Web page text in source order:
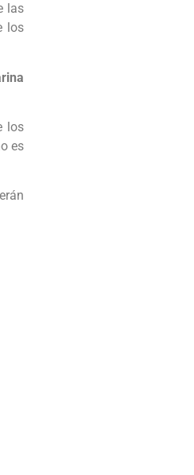
las
los
los
es